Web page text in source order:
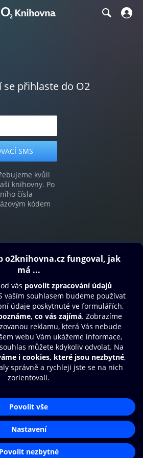
se přihlaste do O2
kvůli
knihovny. Po
čísla
kódem
údajů
Aplikace O2 Knihovna
Čti a poslouchej své e-knihy a
audioknihy rychleji a pohodlněji.